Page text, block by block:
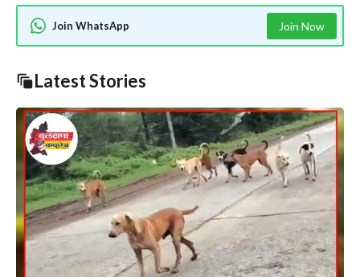
Join WhatsApp Join Now
Latest Stories